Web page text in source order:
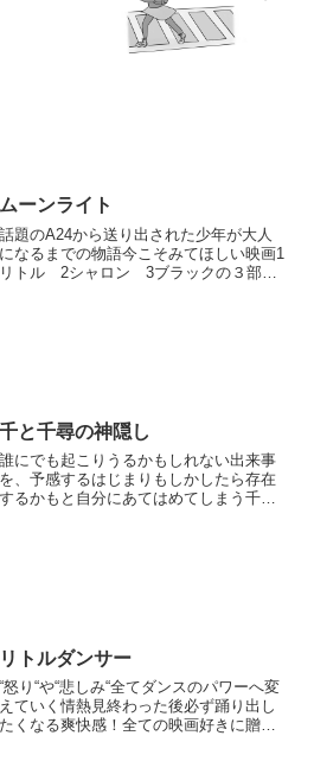
ムーンライト
話題のA24から送り出された少年が大人
になるまでの物語今こそみてほしい映画1
リトル 2シャロン 3ブラックの３部編
千と千尋の神隠し
誰にでも起こりうるかもしれない出来事
を、予感するはじまりもしかしたら存在
するかもと自分にあてはめてしまう千尋
リトルダンサー
“怒り“や“悲しみ“全てダンスのパワーへ変
えていく情熱見終わった後必ず踊り出し
たくなる爽快感！全ての映画好きに贈り